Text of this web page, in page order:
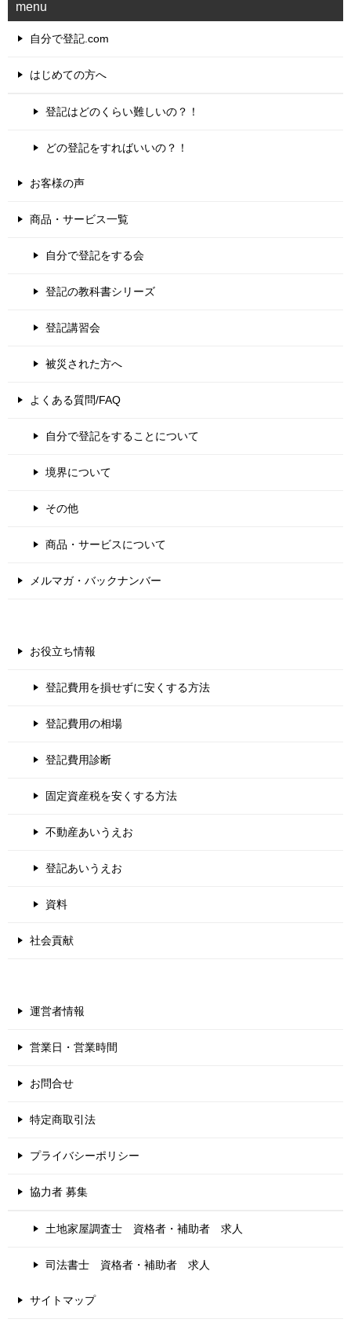
menu
自分で登記.com
はじめての方へ
登記はどのくらい難しいの？！
どの登記をすればいいの？！
お客様の声
商品・サービス一覧
自分で登記をする会
登記の教科書シリーズ
登記講習会
被災された方へ
よくある質問/FAQ
自分で登記をすることについて
境界について
その他
商品・サービスについて
メルマガ・バックナンバー
お役立ち情報
登記費用を損せずに安くする方法
登記費用の相場
登記費用診断
固定資産税を安くする方法
不動産あいうえお
登記あいうえお
資料
社会貢献
運営者情報
営業日・営業時間
お問合せ
特定商取引法
プライバシーポリシー
協力者 募集
土地家屋調査士 資格者・補助者 求人
司法書士 資格者・補助者 求人
サイトマップ